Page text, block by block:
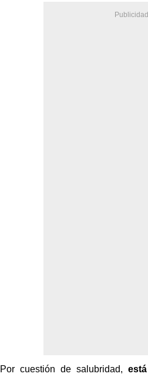
Por cuestión de salubridad,